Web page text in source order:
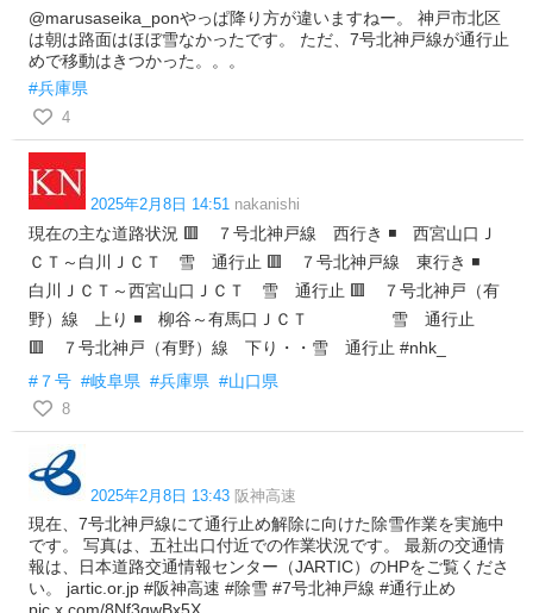
@marusaseika_ponやっぱ降り方が違いますねー。 神戸市北区
は朝は路面はほぼ雪なかったです。 ただ、7号北神戸線が通行止
めで移動はきつかった。。。
#兵庫県
4
2025年2月8日 14:51 nakanishi
現在の主な道路状況 🟥 ７号北神戸線 西行き ◾️ 西宮山口Ｊ
ＣＴ～白川ＪＣＴ 雪 通行止 🟥 ７号北神戸線 東行き ◾️
白川ＪＣＴ～西宮山口ＪＣＴ 雪 通行止 🟥 ７号北神戸（有
野）線 上り ◾️ 柳谷～有馬口ＪＣＴ 雪 通行止
🟥 ７号北神戸（有野）線 下り・・雪 通行止 #nhk_
#７号 #岐阜県 #兵庫県 #山口県
8
2025年2月8日 13:43 阪神高速
現在、7号北神戸線にて通行止め解除に向けた除雪作業を実施中
です。 写真は、五社出口付近での作業状況です。 最新の交通情
報は、日本道路交通情報センター（JARTIC）のHPをご覧くださ
い。 jartic.or.jp #阪神高速 #除雪 #7号北神戸線 #通行止め